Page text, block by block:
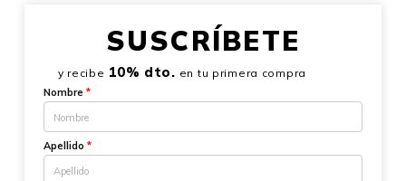
SUSCRÍBETE
y recibe 10% dto. en tu primera compra
Nombre *
Apellido *